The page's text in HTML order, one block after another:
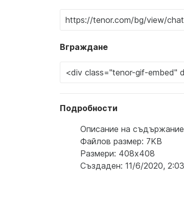
Вграждане
Подробности
Описание на
Файлов размер: 7KB
Размери: 408x408
Създаден: 11/6/2020,